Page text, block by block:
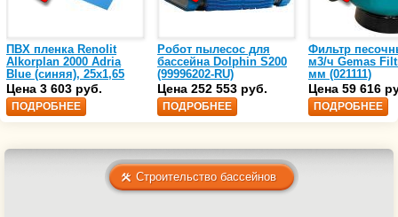
ПВХ пленка Renolit
Alkorplan 2000 Adria
Blue (синяя), 25х1,65
(35216203)
Цена 3 603 руб.
ПОДРОБНЕЕ
Робот пылесос для
бассейна Dolphin S200
(99996202-RU)
Цена 252 553 руб.
ПОДРОБНЕЕ
Фильтр
м3/ч Gemas
мм (021111)
Цена 59 616
ПОДРОБНЕЕ
Строительство бассейнов